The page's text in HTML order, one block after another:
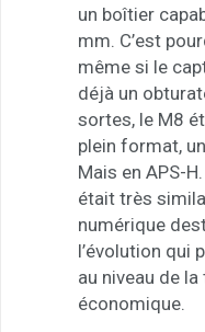
un boîtier
mm. C’est
même si le
déjà un
sortes, le M8
plein format, un
Mais en APS-
était très
numérique
l’évolution qui
au niveau de
économique.